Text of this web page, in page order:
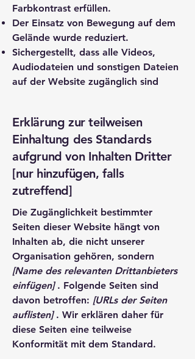
Farbkontrast erfüllen.
Der Einsatz von Bewegung auf dem
Gelände wurde reduziert.
Sichergestellt, dass alle Videos,
Audiodateien und sonstigen Dateien
auf der Website zugänglich sind
Erklärung zur teilweisen
Einhaltung des Standards
aufgrund von Inhalten Dritter
[nur hinzufügen, falls
zutreffend]
Die Zugänglichkeit bestimmter
Seiten dieser Website hängt von
Inhalten ab, die nicht unserer
Organisation gehören, sondern
[Name des relevanten Drittanbieters
einfügen]. Folgende Seiten sind
davon betroffen: [URLs der Seiten
auflisten]. Wir erklären daher für
diese Seiten eine teilweise
Konformität mit dem Standard.